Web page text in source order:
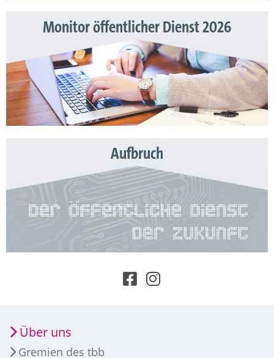
Monitor öffentlicher Dienst 2026
Aufbruch
Über uns
Gremien des tbb